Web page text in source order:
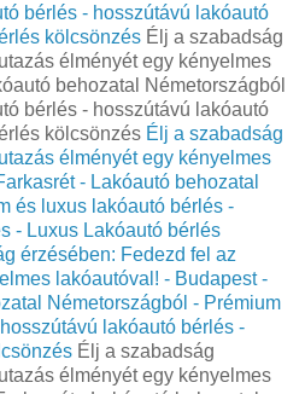
bérlés - hosszútávú lakóautó
kölcsönzés Élj a szabadság
élményét egy kényelmes
behozatal Németországból
bérlés - hosszútávú lakóautó
kölcsönzés Élj a szabadság
élményét egy kényelmes
- Lakóautó behozatal
és luxus lakóautó bérlés -
- Luxus Lakóautó bérlés
érzésében: Fedezd fel az
lakóautóval! - Budapest -
Németországból - Prémium
lakóautó bérlés -
Élj a szabadság
élményét egy kényelmes